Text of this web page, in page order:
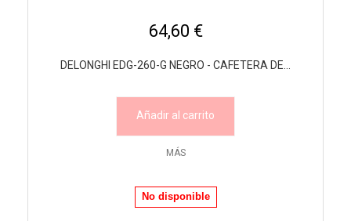
64,60 €
DELONGHI EDG-260-G NEGRO - CAFETERA DE...
Añadir al carrito
MÁS
No disponible